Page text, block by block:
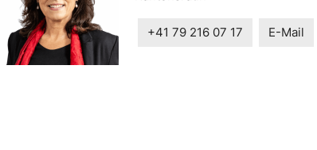
+41 79 216 07 17 E-Mail